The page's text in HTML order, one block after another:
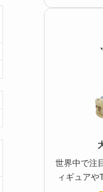
世界中で注
ィギュアや